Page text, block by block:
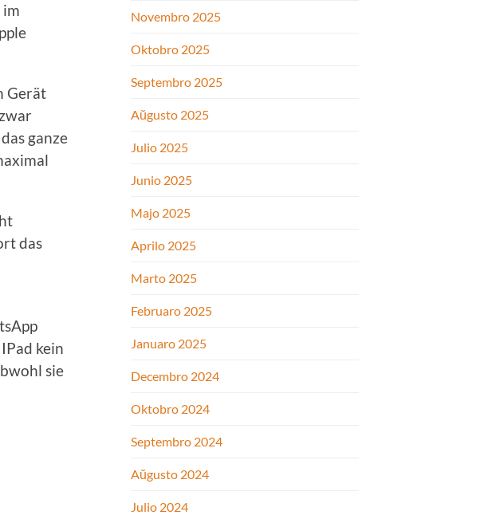
Gerät
ganze
das
kein
sie
Novembro 2025
Oktobro 2025
Septembro 2025
Aŭgusto 2025
Julio 2025
Junio 2025
Majo 2025
Aprilo 2025
Marto 2025
Februaro 2025
Januaro 2025
Decembro 2024
Oktobro 2024
Septembro 2024
Aŭgusto 2024
Julio 2024